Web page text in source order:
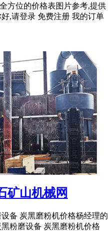
方位的价格表图片参考,提供
,请登录 免费注册 我的订单
矿山机械网
备 炭黑磨粉机价格杨经理的
粉磨设备 炭黑磨粉机价格